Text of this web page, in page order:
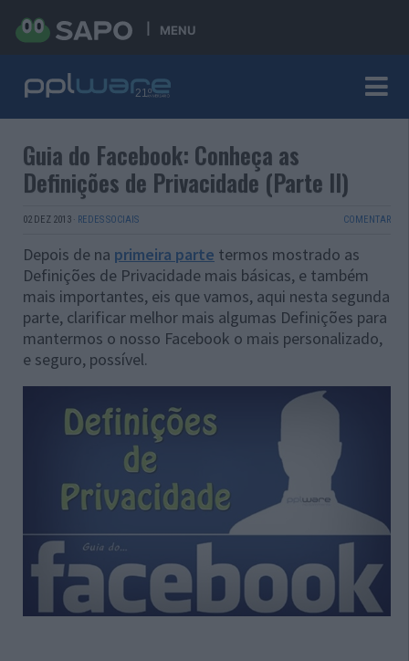
MENU
Guia do Facebook: Conheça as
Definições de Privacidade (Parte II)
02 DEZ 2013 · REDES SOCIAIS COMENTAR
Depois de na primeira parte termos mostrado as
Definições de Privacidade mais básicas, e também
mais importantes, eis que vamos, aqui nesta segunda
parte, clarificar melhor mais algumas Definições para
mantermos o nosso Facebook o mais personalizado,
e seguro, possível.